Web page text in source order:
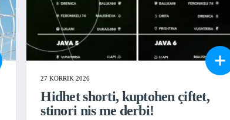
27 KORRIK 2026
Hidhet shorti, kuptohen çiftet,
stinori nis me derbi!